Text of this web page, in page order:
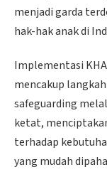
menjadi garda
hak-hak anak di
Implementasi
mencakup
safeguarding
ketat,
terhadap
yang mudah